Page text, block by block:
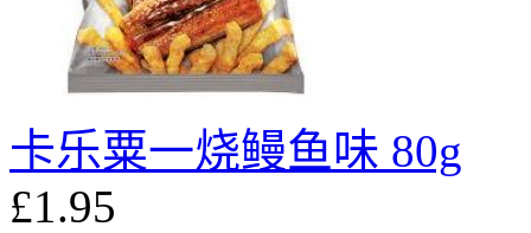
卡乐粟一烧鳗鱼味 80g
£1.95